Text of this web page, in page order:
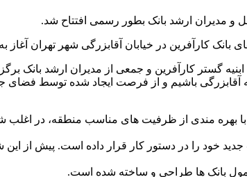
و مدیران ارشد بانک بطور رسمی افتتاح شد.
کارآفرین در خیابان آقابزرگی شهر تهران آغاز
گستر کارآفرین و جمعی از مدیران ارشد بانک
آقابزرگی باشیم و از فرصت ایجاد شده توسط فضای
با بهره مندی از ظرفیت های مناسب منطقه، در
خود را در دستور کار قرار داده است. پیش از این
بانک ها طراحی و ساخته شده است.